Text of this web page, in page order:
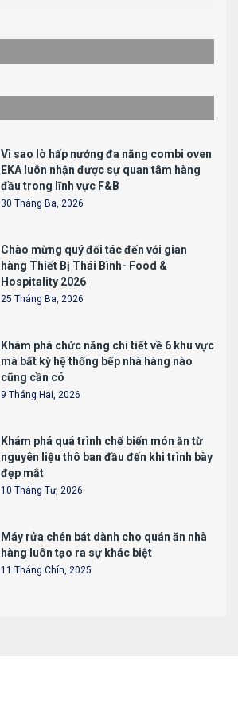
Vì sao lò hấp nướng đa năng combi oven
EKA luôn nhận được sự quan tâm hàng
đầu trong lĩnh vực F&B
30 Tháng Ba, 2026
Chào mừng quý đối tác đến với gian
hàng Thiết Bị Thái Bình- Food &
Hospitality 2026
25 Tháng Ba, 2026
Khám phá chức năng chi tiết về 6 khu vực
mà bất kỳ hệ thống bếp nhà hàng nào
cũng cần có
9 Tháng Hai, 2026
Khám phá quá trình chế biến món ăn từ
nguyên liệu thô ban đầu đến khi trình bày
đẹp mắt
10 Tháng Tư, 2026
Máy rửa chén bát dành cho quán ăn nhà
hàng luôn tạo ra sự khác biệt
11 Tháng Chín, 2025